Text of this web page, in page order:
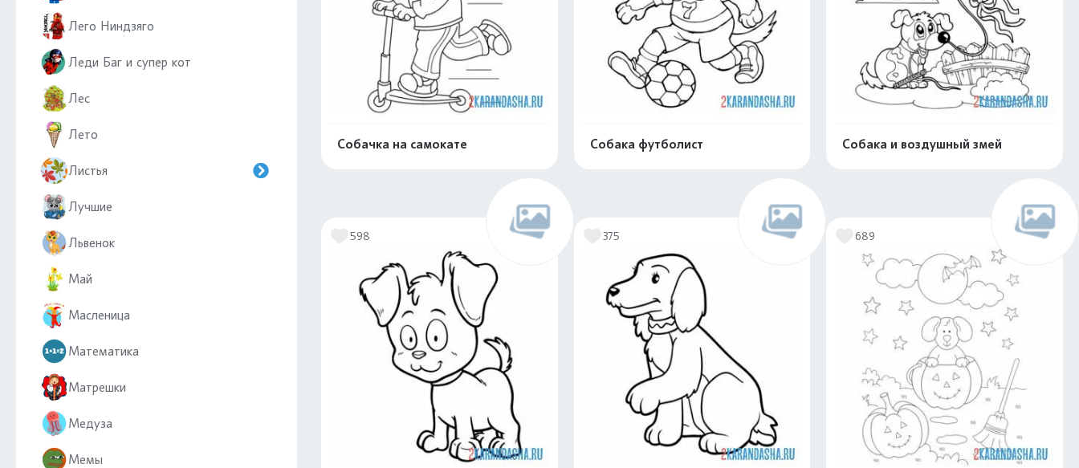
Лего Ниндзяго
Леди Баг и супер кот
Лес
Лето
Листья
Лучшие
Львенок
Май
Масленица
Математика
Матрешки
Медуза
Мемы
Собачка на самокате Собака футболист Собака и воздушный змей
598 375 689